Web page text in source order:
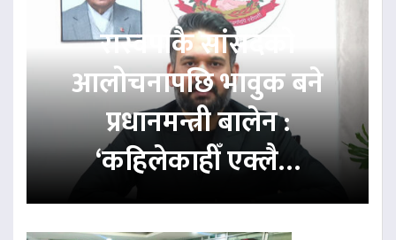
रास्वपाकै सांसदको
आलोचनापछि भावुक बने
प्रधानमन्त्री बालेन :
‘कहिलेकाहीँ एक्लै…